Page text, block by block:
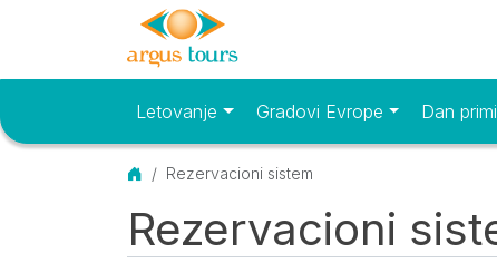
Osnovni meniLetovanje Gradovi Evrope Dan
Početna
Rezervacioni sistem
Rezervacioni